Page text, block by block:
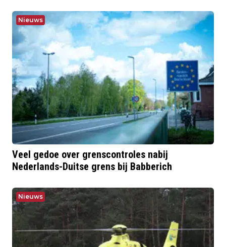
Nieuws
Veel gedoe over grenscontroles nabij
Nederlands-Duitse grens bij Babberich
Nieuws